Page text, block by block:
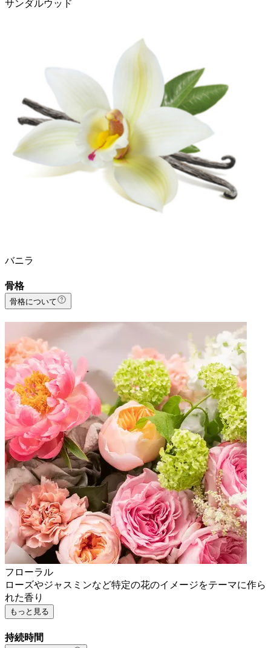
サンダルウッド
バニラ
骨格
骨格について
フローラル
ローズやジャスミンなど特定の花のイメージをテーマに作ら
れた香り
もっと見る
持続時間